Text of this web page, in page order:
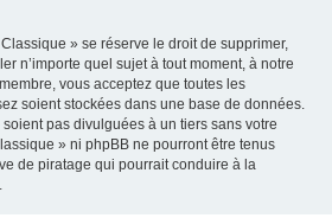
» se réserve le droit de supprimer,
n’importe quel sujet à tout moment, à notre
vous acceptez que toutes les
soient stockées dans une base de données.
pas divulguées à un tiers sans votre
» ni phpBB ne pourront être tenus
de piratage qui pourrait conduire à la